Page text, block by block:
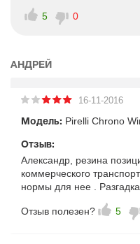
5 0
АНДРЕЙ
16-11-2016
Модель: Pirelli Chrono
Отзыв:
Александр, резина
коммерческого
нормы для нее .
Отзыв полезен? 5